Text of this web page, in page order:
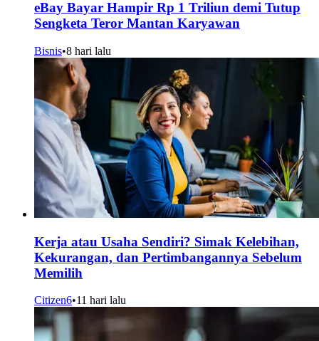
eBay Bayar Hampir Rp 1 Triliun demi Tutup
Sengketa Teror Mantan Karyawan
Bisnis•8 hari lalu
Kerja atau Usaha Sendiri? Simak Kelebihan,
Kekurangan, dan Pertimbangannya Sebelum
Memilih
Citizen6•11 hari lalu